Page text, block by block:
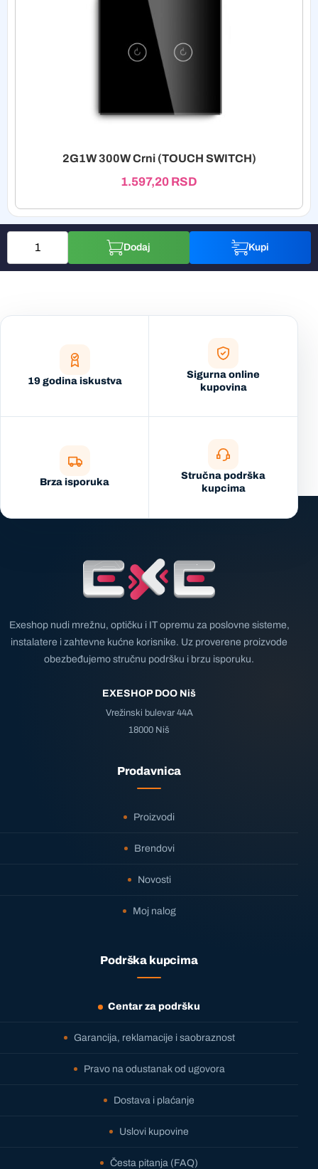
2G1W 300W Crni (TOUCH SWITCH)
1.597,20 RSD
Dodaj Kupi
19 godina iskustva
Sigurna online
kupovina
Brza isporuka
Stručna podrška
kupcima
Exeshop nudi mrežnu, optičku i IT opremu za poslovne sisteme,
instalatere i zahtevne kućne korisnike. Uz proverene proizvode
obezbeđujemo stručnu podršku i brzu isporuku.
EXESHOP DOO Niš
Vrežinski bulevar 44A
18000 Niš
Prodavnica
Proizvodi
Brendovi
Novosti
Moj nalog
Podrška kupcima
Centar za podršku
Garancija, reklamacije i saobraznost
Pravo na odustanak od ugovora
Dostava i plaćanje
Uslovi kupovine
Česta pitanja (FAQ)